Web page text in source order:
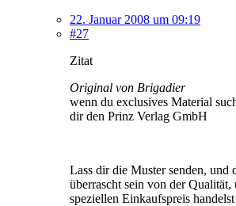
22. Januar 2008 um 09:19
#27
Zitat
Original von Brigadier
wenn du exclusives Material
dir den Prinz Verlag GmbH
Lass dir die Muster senden, und
überrascht sein von der Qualität,
speziellen Einkaufspreis